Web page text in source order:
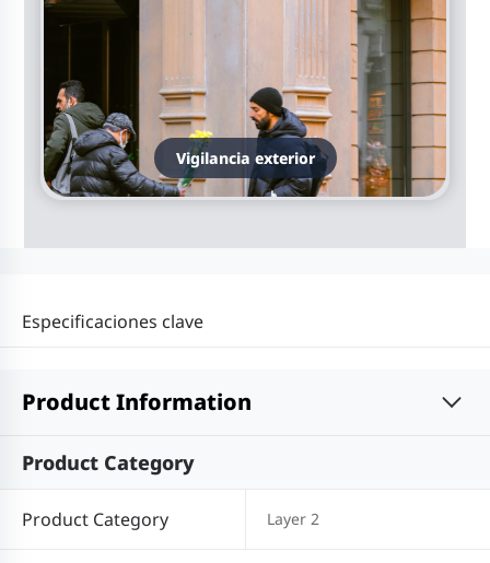
Vigilancia exterior
Especificaciones clave
Product Information
Product Category
Product Category Layer 2